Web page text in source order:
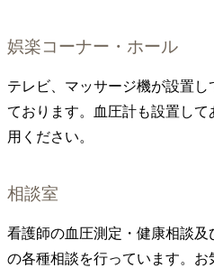
娯楽コーナー・ホール
テレビ、マッサージ機が設置
ております。血圧計も設置して
用ください。
相談室
看護師の血圧測定・健康相談
の各種相談を行っています。お